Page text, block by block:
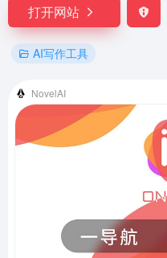
打开网站
AI写作工具
NovelAI